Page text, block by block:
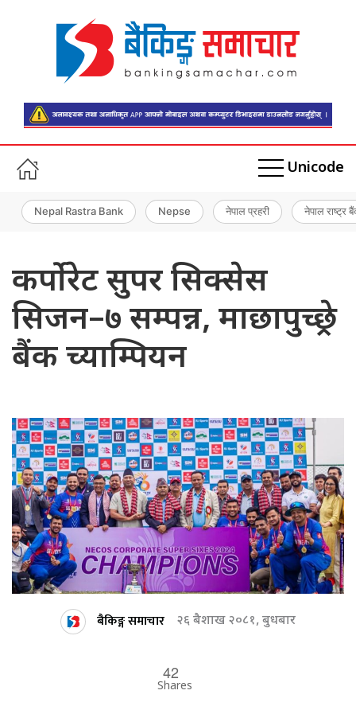
Unicode
Nepal Rastra Bank Nepse नेपाल प्रहरी नेपाल राष्ट्र
कर्पोरेट सुपर सिक्सेस
सिजन–७ सम्पन्न, माछापुच्छ्रे
बैंक च्याम्पियन
बैकिङ्ग समाचार २६ बैशाख २०८१, बुधबार
42
Shares